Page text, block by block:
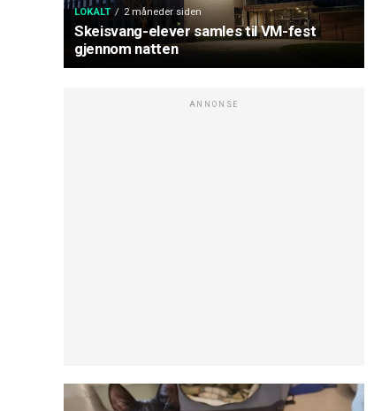
LOKALT 2 måneder siden
Skeisvang-elever samles til VM-fest
gjennom natten
ANNONSE